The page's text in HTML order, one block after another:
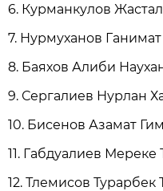
6. Курманкулов
7. Нурмуханов
8. Баяхов Алиби
9. Сергалиев Нурлан
10. Бисенов Азамат
11. Габдуалиев Мереке
12. Тлемисов Турарбек